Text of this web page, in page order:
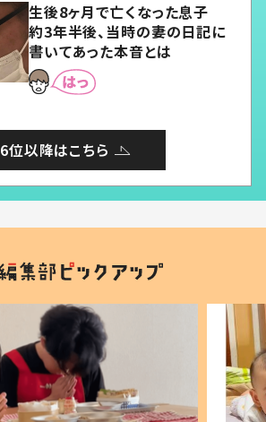
生後8ヶ月で亡くなった息子
約3年半後、当時の妻の日記に
書いてあった本音とは
6位以降はこちら